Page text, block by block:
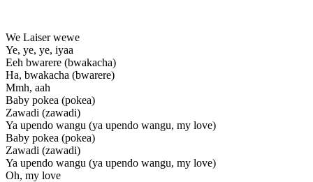
We Laiser wewe
Ye, ye, ye, iyaa
Eeh bwarere (bwakacha)
Ha, bwakacha (bwarere)
Mmh, aah
Baby pokea (pokea)
Zawadi (zawadi)
Ya upendo wangu (ya upendo wangu, my love)
Baby pokea (pokea)
Zawadi (zawadi)
Ya upendo wangu (ya upendo wangu, my love)
Oh, my love